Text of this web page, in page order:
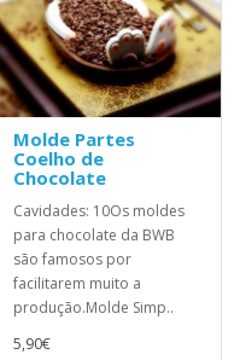
Molde Partes
Coelho de
Chocolate
Cavidades: 10Os moldes
para chocolate da BWB
são famosos por
facilitarem muito a
produção.Molde Simp..
5,90€